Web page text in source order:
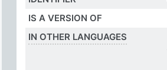
IS A VERSION OF
IN OTHER LANGUAGES